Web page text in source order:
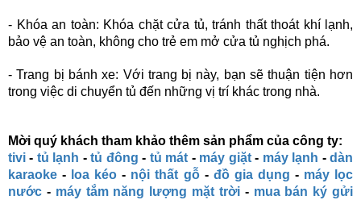
- Khóa an toàn: Khóa chặt cửa tủ, tránh thất thoát khí lạnh,
bảo vệ an toàn, không cho trẻ em mở cửa tủ nghịch phá.
- Trang bị bánh xe: Với trang bị này, bạn sẽ thuận tiện hơn
trong việc di chuyển tủ đến những vị trí khác trong nhà.
Mời quý khách tham khảo thêm sản phẩm của công ty:
tivi - tủ lạnh -tủ đông - tủ mát - máy giặt- máy lạnh -dàn
karaoke - loa kéo - nội thất gỗ- đồ gia dụng - máy lọc
nước - máy tắm năng lượng mặt trời- mua bán ký gửi